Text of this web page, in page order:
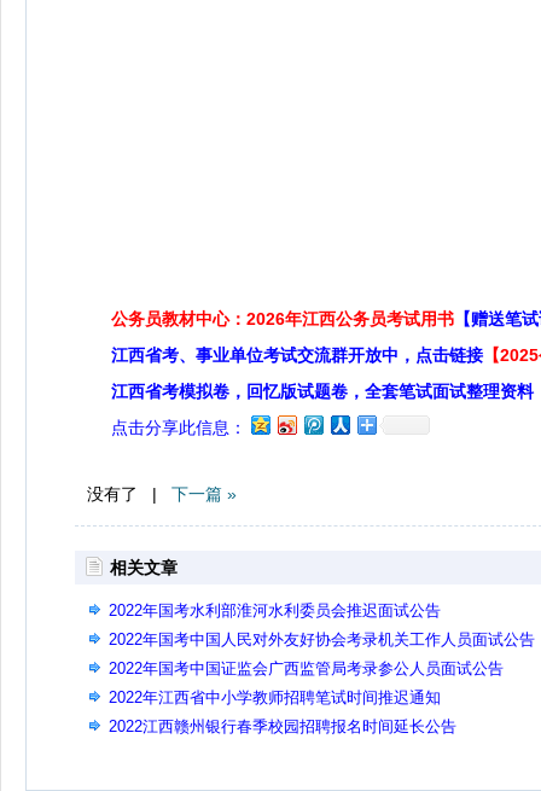
公务员教材中心：2026年江西公务员考试用书 【赠送笔
江西省考、事业单位考试交流群开放中，点击链接 【
江西省考模拟卷，回忆版试题卷，全套笔试面试整理资料
点击分享此信息：
没有了 | 下一篇 »
相关文章
2022年国考水利部淮河水利委员会推迟面试公告
2022年国考中国人民对外友好协会考录机关工作人员面试公告
2022年国考中国证监会广西监管局考录参公人员面试公告
2022年江西省中小学教师招聘笔试时间推迟通知
2022江西赣州银行春季校园招聘报名时间延长公告